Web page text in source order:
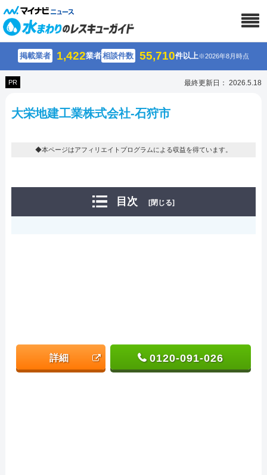
掲載業者 1,422業者相談件数 55,710件以上※2026年8月時点
PR 最終更新日： 2026.5.18
大栄地建工業株式会社-石狩市
◆本ページはアフィリエイトプログラムによる収益を得ています。
目次 [閉じる]
詳細 0120-091-026